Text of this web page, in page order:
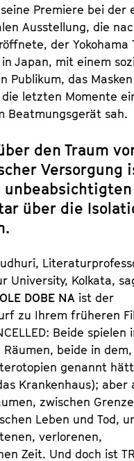
Premiere bei der
Ausstellung, die
der Yokohama
Japan, mit einem
Publikum, das
letzten Momente
Beatmungsgerät sah.
den Traum
Versorgung
unbeabsichtigten
über die
University, Kolkata,
DOBE NA ist der
zu Ihrem früheren
Beide spielen
Räumen, beide in
genannt
Krankenhaus); aber
zwischen
Leben und Tod,
verlorenen,
Zeit. Und doch ist